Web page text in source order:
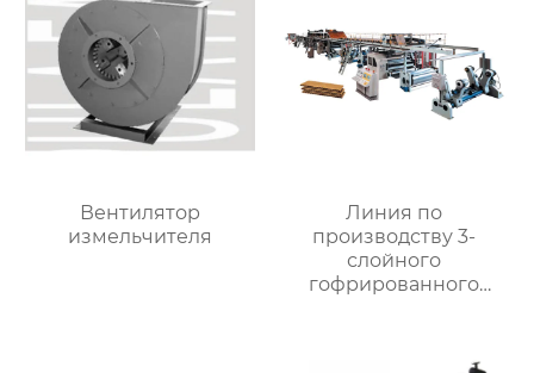
Вентилятор
измельчителя
Линия по
производству 3-
слойного
гофрированного